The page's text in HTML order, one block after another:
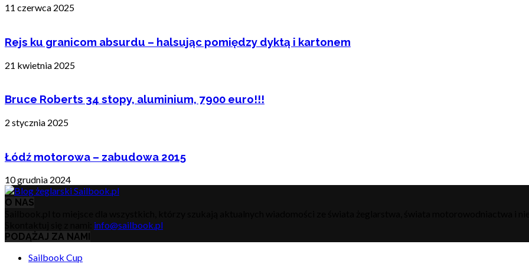
11 czerwca 2025
Rejs ku granicom absurdu – halsując pomiędzy dyktą i kartonem
21 kwietnia 2025
Bruce Roberts 34 stopy, aluminium, 7900 euro!!!
2 stycznia 2025
Łódź motorowa – zabudowa 2015
10 grudnia 2024
O NAS
info@sailbook.pl
PODĄŻAJ ZA NAMI
Sailbook Cup